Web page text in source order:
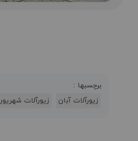
برچسبها :
زیورآلات آبان
زیورآلات شهریور